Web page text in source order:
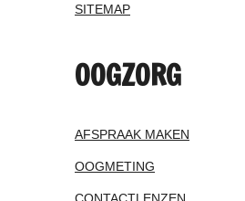
SITEMAP
OOGZORG
AFSPRAAK MAKEN
OOGMETING